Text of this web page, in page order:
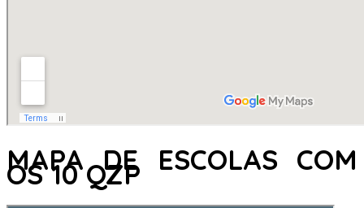
MAPA DE ESCOLAS COM
OS 10 QZP